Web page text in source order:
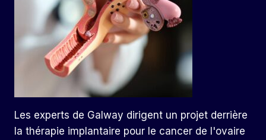
Les experts de Galway dirigent un projet derrière
la thérapie implantaire pour le cancer de l'ovaire